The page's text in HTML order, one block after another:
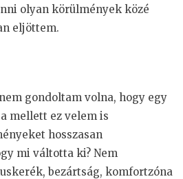
olyan körülmények közé
eljöttem.
gondoltam volna, hogy egy
mellett ez velem is
hosszasan
mi váltotta ki? Nem
bezártság, komfortzóna